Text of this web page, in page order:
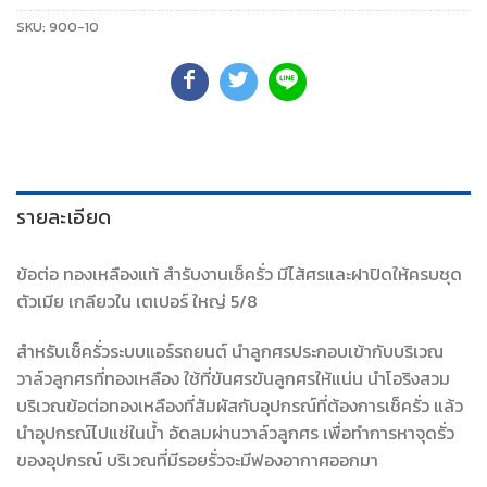
SKU: 900-10
รายละเอียด
ข้อต่อ ทองเหลืองแท้ สำรับงานเช็ครั่ว มีไส้ศรและฝาปิดให้ครบชุด
ตัวเมีย เกลียวใน เตเปอร์ ใหญ่ 5/8
สำหรับเช็ครั่วระบบแอร์รถยนต์ นำลูกศรประกอบเข้ากับบริเวณ
วาล์วลูกศรที่ทองเหลือง ใช้ที่ขันศรขันลูกศรให้แน่น นำโอริงสวม
บริเวณข้อต่อทองเหลืองที่สัมผัสกับอุปกรณ์ที่ต้องการเช็ครั่ว แล้ว
นำอุปกรณ์ไปแช่ในน้ำ อัดลมผ่านวาล์วลูกศร เพื่อทำการหาจุดรั่ว
ของอุปกรณ์ บริเวณที่มีรอยรั่วจะมีฟองอากาศออกมา